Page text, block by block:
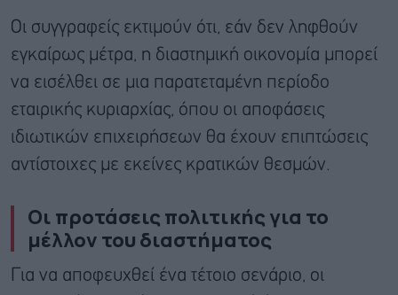
Οι συγγραφείς εκτιμούν ότι, εάν δεν ληφθούν
εγκαίρως μέτρα, η διαστημική οικονομία μπορεί
να εισέλθει σε μια παρατεταμένη περίοδο
εταιρικής κυριαρχίας, όπου οι αποφάσεις
ιδιωτικών επιχειρήσεων θα έχουν επιπτώσεις
αντίστοιχες με εκείνες κρατικών θεσμών.
Οι προτάσεις πολιτικής για το
μέλλον του διαστήματος
Για να αποφευχθεί ένα τέτοιο σενάριο, οι